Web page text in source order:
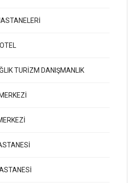
TURİZM DANIŞMANLIK